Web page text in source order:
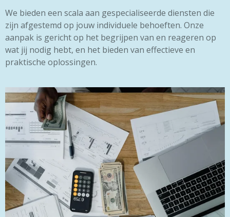
We bieden een scala aan gespecialiseerde diensten die
zijn afgestemd op jouw individuele behoeften. Onze
aanpak is gericht op het begrijpen van en reageren op
wat jij nodig hebt, en het bieden van effectieve en
praktische oplossingen.